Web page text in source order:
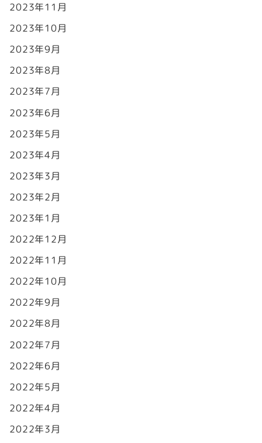
2023年11月
2023年10月
2023年9月
2023年8月
2023年7月
2023年6月
2023年5月
2023年4月
2023年3月
2023年2月
2023年1月
2022年12月
2022年11月
2022年10月
2022年9月
2022年8月
2022年7月
2022年6月
2022年5月
2022年4月
2022年3月